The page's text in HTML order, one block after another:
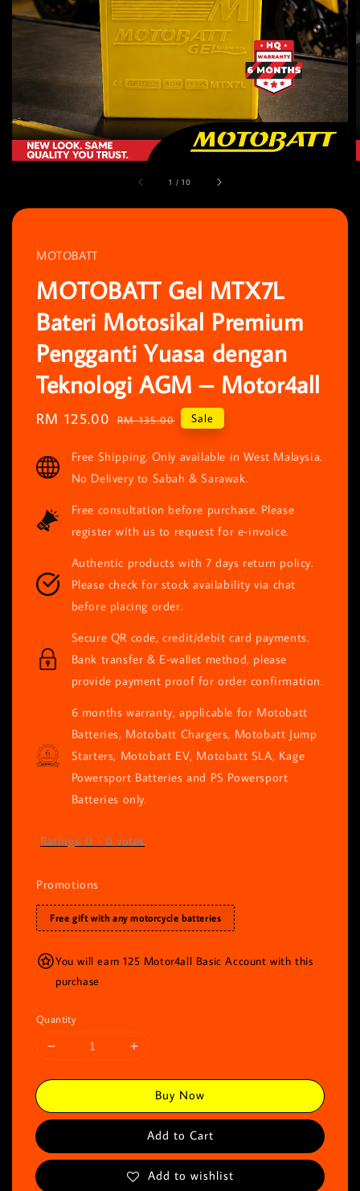
1 /10
MOTOBATT
MOTOBATT Gel MTX7L
Bateri Motosikal Premium
Pengganti Yuasa dengan
Teknologi AGM – Motor4all
Sale
RM 125.00 Regular
RM 135.00 Sale
Free Shipping. Only available in West Malaysia.
No Delivery to Sabah & Sarawak.
Free consultation before purchase. Please
register with us to request for e-invoice.
Authentic products with 7 days return policy.
Please check for stock availability via chat
before placing order.
Secure QR code, credit/debit card payments.
Bank transfer & E-wallet method, please
provide payment proof for order confirmation.
6 months warranty, applicable for Motobatt
Batteries, Motobatt Chargers, Motobatt Jump
Starters, Motobatt EV, Motobatt SLA, Kage
Powersport Batteries and PS Powersport
Batteries only.
Ratings: 0 - 0 votes
Promotions
Free gift with any motorcycle batteries
You will earn 125 Motor4all Basic Account with this
purchase
Quantity
Buy Now
Add to Cart
Add to wishlist